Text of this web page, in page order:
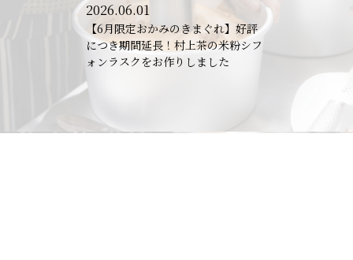
2026.06.01
【6月限定おかみのきまぐれ】好評
につき期間延長！村上茶の米粉シフ
ォンラスクをお作りしました